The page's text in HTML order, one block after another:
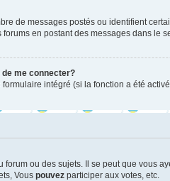
de messages postés ou identifient
en postant des messages dans
de me connecter?
intégré (si la fonction a été
ou des sujets. Il se peut que vous
Vous pouvez participer aux votes, etc.